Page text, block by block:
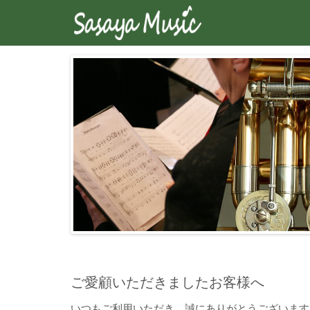
ご愛顧いただきましたお客様へ